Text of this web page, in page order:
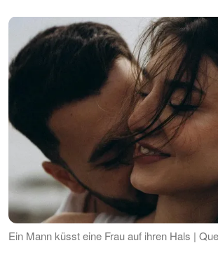
Ein Mann küsst eine Frau auf ihren Hals |